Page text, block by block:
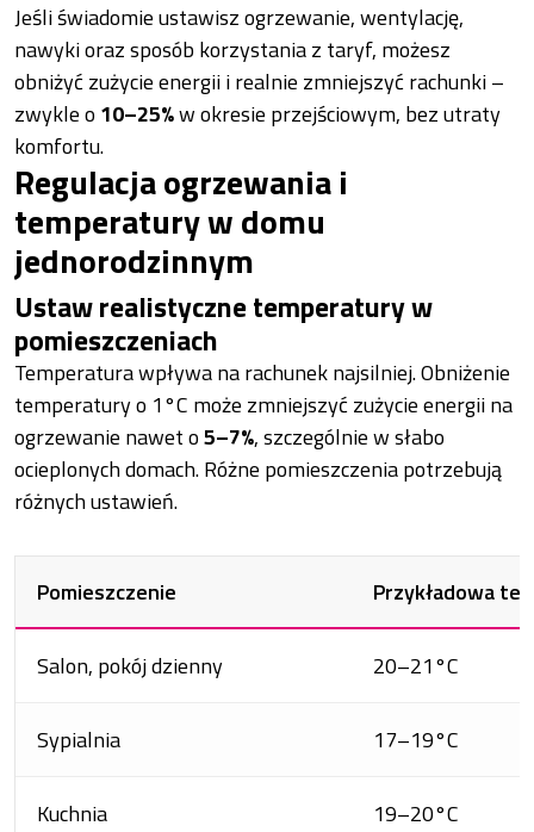
Jeśli świadomie ustawisz ogrzewanie, wentylację,
nawyki oraz sposób korzystania z taryf, możesz
obniżyć zużycie energii i realnie zmniejszyć rachunki –
zwykle o 10–25%w okresie przejściowym, bez utraty
komfortu.
Regulacja ogrzewania i
temperatury w domu
jednorodzinnym
Ustaw realistyczne temperatury w
pomieszczeniach
Temperatura wpływa na rachunek najsilniej. Obniżenie
temperatury o 1°C może zmniejszyć zużycie energii na
ogrzewanie nawet o5–7%, szczególnie w słabo
ocieplonych domach. Różne pomieszczenia potrzebują
różnych ustawień.
Pomieszczenie Przykładowa
Salon, pokój dzienny 20–21°C
Sypialnia 17–19°C
Kuchnia 19–20°C